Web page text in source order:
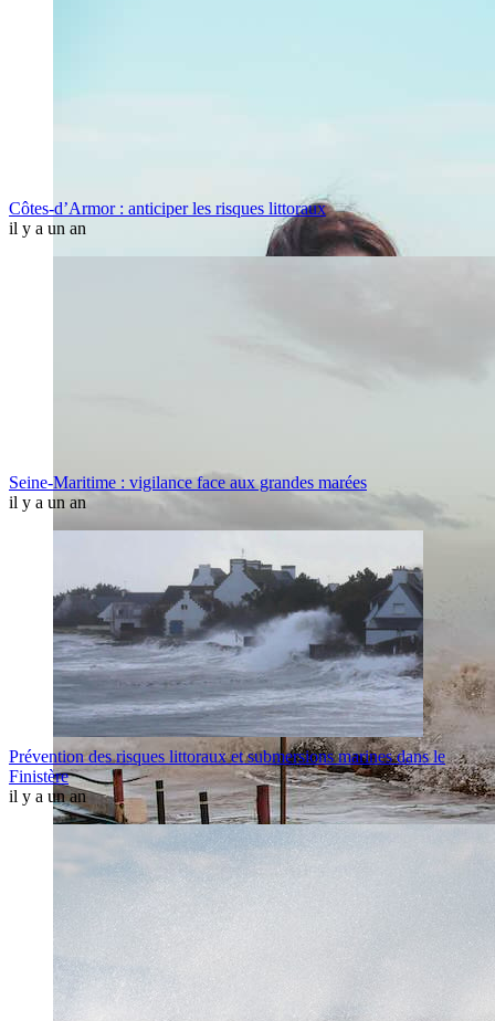
Côtes-d’Armor : anticiper les risques littoraux
il y a un an
Seine-Maritime : vigilance face aux grandes marées
il y a un an
Prévention des risques littoraux et submersions marines dans le
Finistère
il y a un an